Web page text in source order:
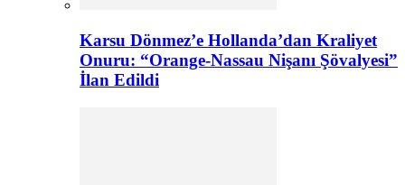
Karsu Dönmez’e Hollanda’dan Kraliyet
Onuru: “Orange-Nassau Nişanı Şövalyesi”
İlan Edildi